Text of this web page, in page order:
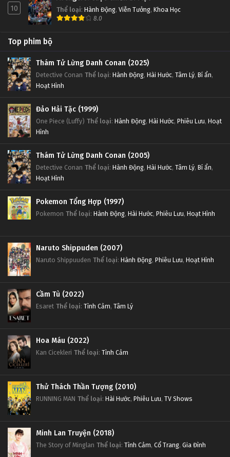
10 Thể loại: Hành Động, Viễn Tưởng, Khoa Học
8.0
Top phim bộ
Thám Tử Lừng Danh Conan (2025)
Detective Conan Thể loại: Hành Động, Hài Hước, Tâm Lý, Bí ẩn,
Hoạt Hình
Đảo Hải Tặc (1999)
One Piece (Luffy) Thể loại: Hành Động, Hài Hước, Phiêu Lưu, Hoạt
Hình
Thám Tử Lừng Danh Conan (2005)
Detective Conan Thể loại: Hành Động, Hài Hước, Tâm Lý, Bí ẩn,
Hoạt Hình
Pokemon Tổng Hợp (1997)
Pokemon Thể loại: Hành Động, Hài Hước, Phiêu Lưu, Hoạt Hình
Naruto Shippuden (2007)
Naruto Shippuuden Thể loại: Hành Động, Phiêu Lưu, Hoạt Hình
Cầm Tù (2022)
Esaret Thể loại: Tình Cảm, Tâm Lý
Hoa Máu (2022)
Kan Cicekleri Thể loại: Tình Cảm
Thử Thách Thần Tượng (2010)
RUNNING MAN Thể loại: Hài Hước, Phiêu Lưu, TV Shows
Minh Lan Truyện (2018)
The Story of Minglan Thể loại: Tình Cảm, Cổ Trang, Gia Đình